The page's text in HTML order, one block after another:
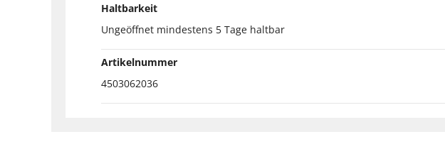
Haltbarkeit
Ungeöffnet mindestens 5 Tage haltbar
Artikelnummer
4503062036